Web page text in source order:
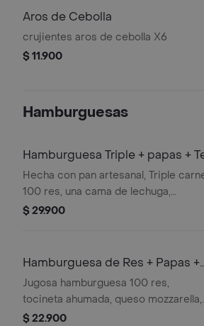
Aros de Cebolla
crujientes aros de cebolla X6
$ 11.900
Hamburguesas
Hamburguesa Triple + papas +
Hecha con pan artesanal, Triple
100 res, una cama de lechuga,
tomate, cebolla caramelizada,
$ 29.900
Hamburguesa de Res + Papas +
Coca Cola
Jugosa hamburguesa 100 res,
tocineta ahumada, queso mozzarella,
queso cheddar, queso parmesano,
$ 22.900